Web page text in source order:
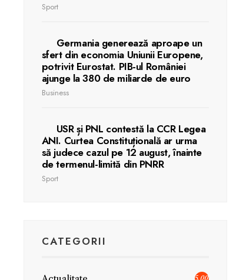
Sport
Germania generează aproape un
sfert din economia Uniunii Europene,
potrivit Eurostat. PIB-ul României
ajunge la 380 de miliarde de euro
Business
USR și PNL contestă la CCR Legea
ANI. Curtea Constituțională ar urma
să judece cazul pe 12 august, înainte
de termenul-limită din PNRR
Sport
CATEGORII
5.006